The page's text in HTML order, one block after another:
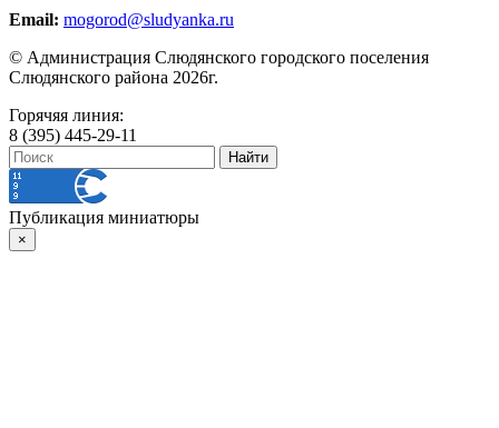
Email: mogorod@sludyanka.ru
© Администрация Слюдянского городского поселения
Слюдянского района 2026г.
Горячяя линия:
8 (395) 445-29-11
Публикация миниатюры
×